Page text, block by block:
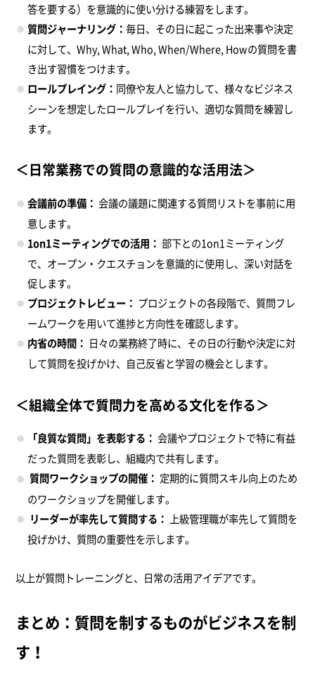
答を要する）を意識的に使い分ける練習をします。
質問ジャーナリング： 毎日、その日に起こった出来事や決定
に対して、Why, What, Who, When/Where, Howの質問を書
き出す習慣をつけます。
ロールプレイング： 同僚や友人と協力して、様々なビジネス
シーンを想定したロールプレイを行い、適切な質問を練習し
ます。
＜日常業務での質問の意識的な活用法＞
会議前の準備： 会議の議題に関連する質問リストを事前に用
意します。
1on1ミーティングでの活用： 部下との1on1ミーティング
で、オープン・クエスチョンを意識的に使用し、深い対話を
促します。
プロジェクトレビュー： プロジェクトの各段階で、質問フレ
ームワークを用いて進捗と方向性を確認します。
内省の時間： 日々の業務終了時に、その日の行動や決定に対
して質問を投げかけ、自己反省と学習の機会とします。
＜組織全体で質問力を高める文化を作る＞
「良質な質問」を表彰する： 会議やプロジェクトで特に有益
だった質問を表彰し、組織内で共有します。
質問ワークショップの開催： 定期的に質問スキル向上のため
のワークショップを開催します。
リーダーが率先して質問する： 上級管理職が率先して質問を
投げかけ、質問の重要性を示します。
以上が質問トレーニングと、日常の活用アイデアです。
まとめ：質問を制するものがビジネスを制
す！